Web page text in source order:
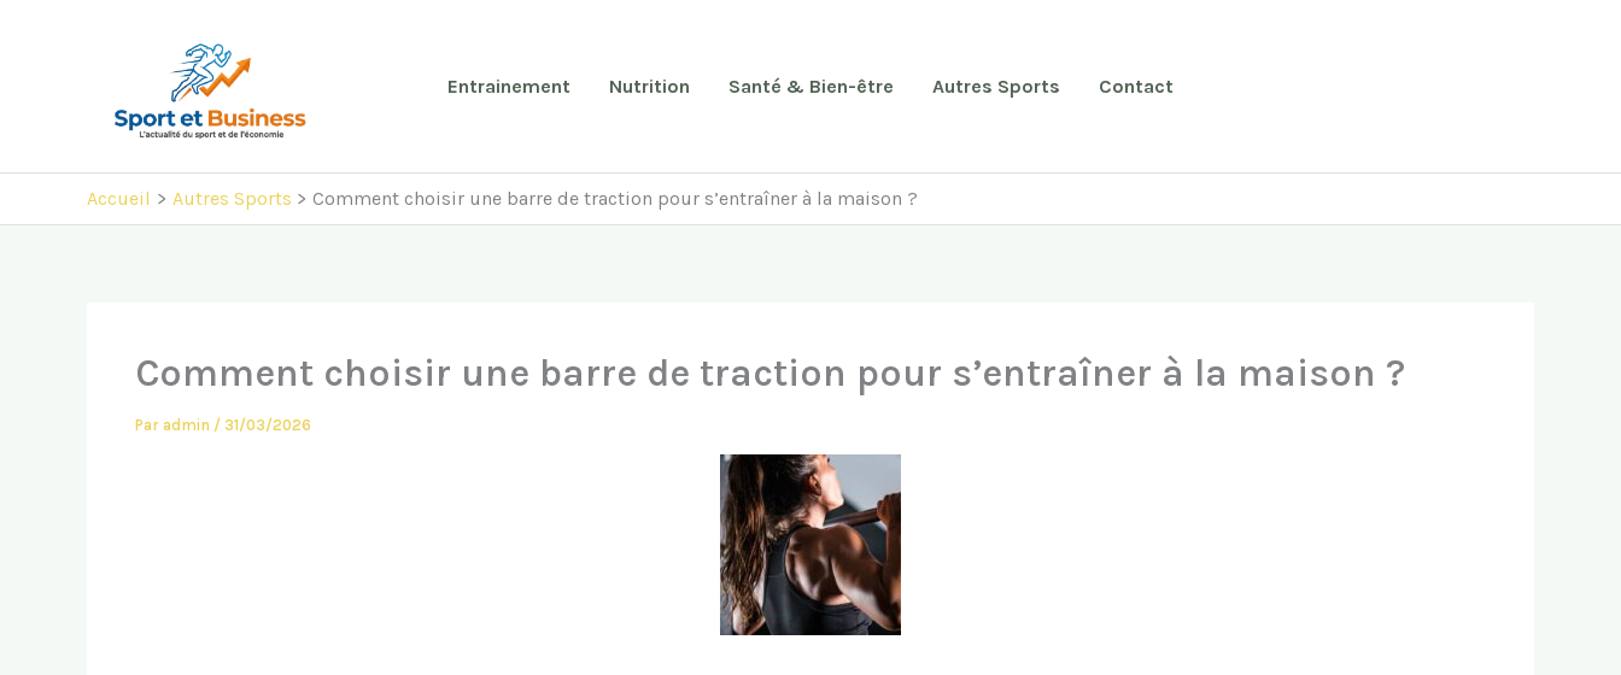
Entrainement Nutrition Santé & Bien-être Autres Sports Contact
Accueil Autres Sports Comment choisir une barre de traction pour s’entraîner à la maison ?
Comment choisir une barre de traction pour s’entraîner à la maison ?
Par admin / 31/03/2026